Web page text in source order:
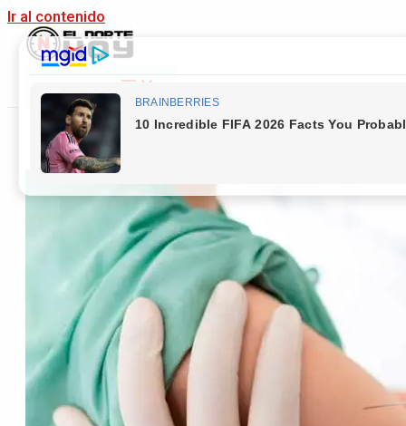
Ir al contenido
Main Menu